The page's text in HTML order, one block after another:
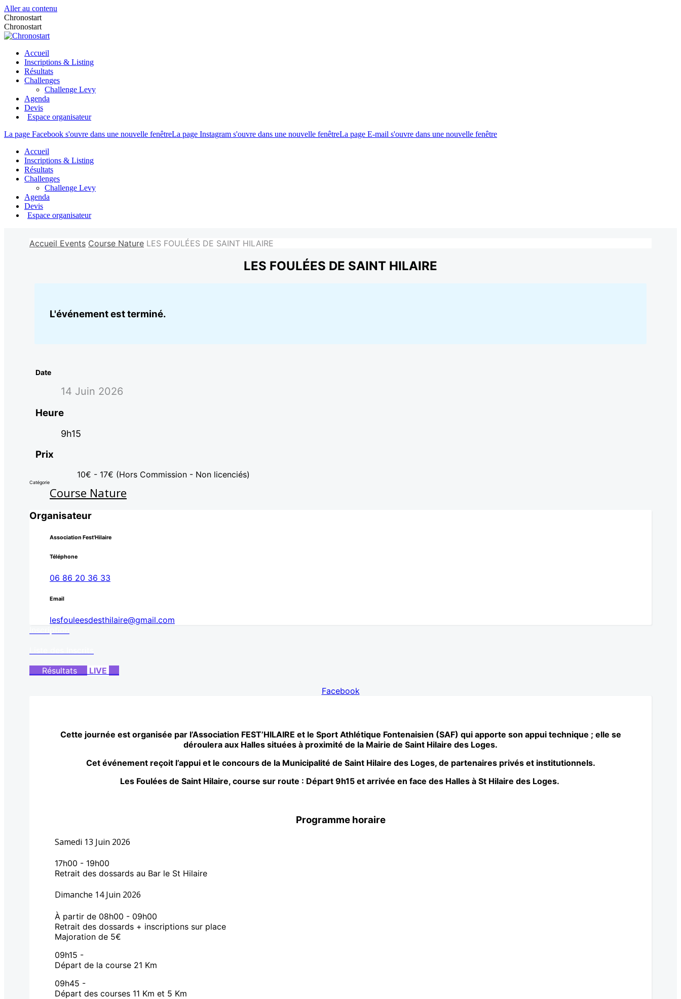
Aller au contenu
Chronostart
Chronostart
Accueil
Inscriptions & Listing
Résultats
Challenges
Challenge Levy
Agenda
Devis
Espace organisateur
La page Facebook s'ouvre dans une nouvelle fenêtreLa page Instagram s'ouvre dans une nouvelle fenêtreLa page E-mail s'ouvre dans une nouvelle fenêtre
Accueil
Inscriptions & Listing
Résultats
Challenges
Challenge Levy
Agenda
Devis
Espace organisateur
Accueil Events Course Nature LES FOULÉES DE SAINT HILAIRE
LES FOULÉES DE SAINT HILAIRE
L'événement est terminé.
Date
14 Juin 2026
Heure
9h15
Prix
10€ - 17€ (Hors Commission - Non licenciés)
Catégorie
Course Nature
Organisateur
Association Fest'Hilaire
Téléphone
06 86 20 36 33
Email
lesfouleesdesthilaire@gmail.com
Résultats
LIVE
Facebook
Cette journée est organisée par l’Association FEST’HILAIRE et le Sport Athlétique Fontenaisien (SAF) qui apporte son appui technique ; elle se
déroulera aux Halles situées à proximité de la Mairie de Saint Hilaire des Loges.
Cet événement reçoit l’appui et le concours de la Municipalité de Saint Hilaire des Loges, de partenaires privés et institutionnels.
Les Foulées de Saint Hilaire, course sur route : Départ 9h15 et arrivée en face des Halles à St Hilaire des Loges.
Programme horaire
Samedi 13 Juin 2026
17h00 - 19h00
Retrait des dossards au Bar le St Hilaire
Dimanche 14 Juin 2026
À partir de 08h00 - 09h00
Retrait des dossards + inscriptions sur place
Majoration de 5€
09h15 -
Départ de la course 21 Km
09h45 -
Départ des courses 11 Km et 5 Km